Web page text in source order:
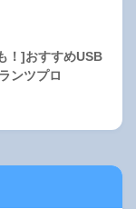
！]おすすめUSB
ンツプロ